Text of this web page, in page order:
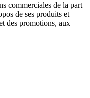
commerciales de la part
de ses produits et
des promotions, aux